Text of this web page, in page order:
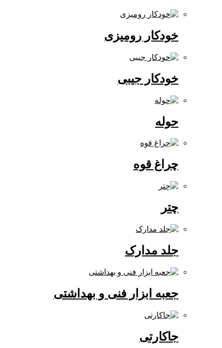
خودکار رومیزی
خودکار جیبی
چراغ قوه
جلد مدارک
جعبه ابزار فنی و بهداشتی